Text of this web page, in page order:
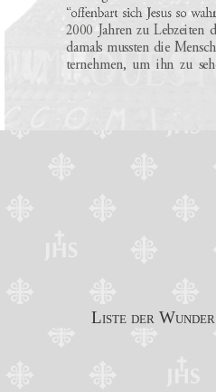
Liste der Wunder